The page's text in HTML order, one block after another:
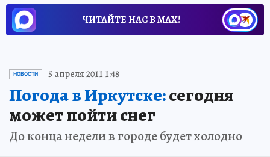
ЧИТАЙТЕ НАС В МАХ!
НОВОСТИ 5 апреля 2011 1:48
Погода в Иркутске:сегодня
может пойти снег
До конца недели в городе будет холодно